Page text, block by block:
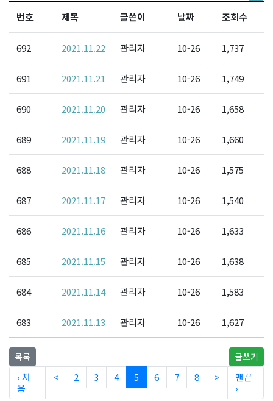
번호 제목 글쓴이 날짜 조회수
692 2021.11.22 관리자 10-26 1,737
691 2021.11.21 관리자 10-26 1,749
690 2021.11.20 관리자 10-26 1,658
689 2021.11.19 관리자 10-26 1,660
688 2021.11.18 관리자 10-26 1,575
687 2021.11.17 관리자 10-26 1,540
686 2021.11.16 관리자 10-26 1,633
685 2021.11.15 관리자 10-26 1,638
684 2021.11.14 관리자 10-26 1,583
683 2021.11.13 관리자 10-26 1,627
목록 글쓰기
‹ 처
음
< 2 3 4 5 6 7 8 >
맨끝
›